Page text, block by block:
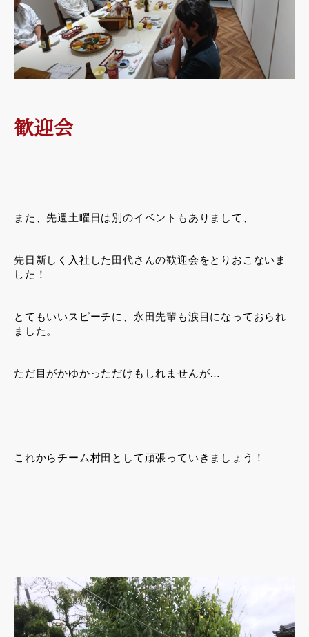
歓迎会
また、先週土曜日は別のイベントもありまして、
先日新しく入社した田代さんの歓迎会をとりおこないま
した！
とてもいいスピーチに、永田先輩も涙目になっておられ
ました。
ただ目がかゆかっただけもしれませんが…
これからチーム村田として頑張っていきましょう！